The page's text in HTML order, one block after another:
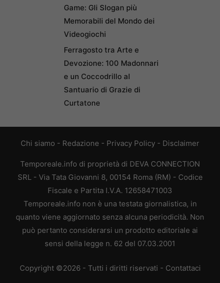
Game: Gli Slogan più
Memorabili del Mondo dei
Videogiochi
Ferragosto tra Arte e
Devozione: 100 Madonnari
e un Coccodrillo al
Santuario di Grazie di
Curtatone
Chi siamo - Redazione - Privacy Policy - Disclaimer
Temporeale.info di proprietà di DEVA CONNECTION
SRL - Via Tata Giovanni 8, 00154 Roma (RM) - Codice
Fiscale e Partita I.V.A. 12658471003
Temporeale.info non è una testata giornalistica, in
quanto viene aggiornato senza alcuna periodicità. Non
può pertanto considerarsi un prodotto editoriale ai
sensi della legge n. 62 del 07.03.2001
Copyright ©2026 - Tutti i diritti riservati - Contattaci